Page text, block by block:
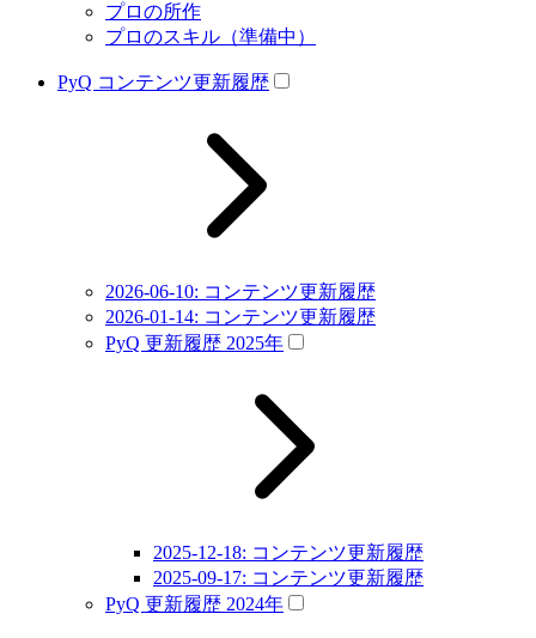
プロの所作
プロのスキル（準備中）
PyQ コンテンツ更新履歴
2026-06-10: コンテンツ更新履歴
2026-01-14: コンテンツ更新履歴
PyQ 更新履歴 2025年
2025-12-18: コンテンツ更新履歴
2025-09-17: コンテンツ更新履歴
PyQ 更新履歴 2024年